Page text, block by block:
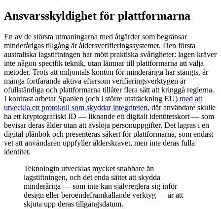
Ansvarsskyldighet för plattformarna
En av de största utmaningarna med åtgärder som begränsar
minderårigas tillgång är åldersverifieringssystemet. Den första
australiska lagstiftningen har mött praktiska svårigheter: lagen kräver
inte någon specifik teknik, utan lämnar till plattformarna att välja
metoder. Trots att miljontals konton för minderåriga har stängts, är
många fortfarande aktiva eftersom verifieringsverktygen är
ofullständiga och plattformarna tillåter flera sätt att kringgå reglerna.
I kontrast arbetar Spanien (och i större utsträckning EU) med att
utveckla ett protokoll som skyddar integriteten, där användare skulle
ha ett kryptografiskt ID — liknande ett digitalt identitetskort — som
bevisar deras ålder utan att avslöja personuppgifter. Det lagras i en
digital plånbok och presenteras säkert för plattformarna, som endast
vet att användaren uppfyller ålderskravet, men inte deras fulla
identitet.
Teknologin utvecklas mycket snabbare än
lagstiftningen, och det enda sättet att skydda
minderåriga — som inte kan självreglera sig inför
design eller beroendeframkallande verktyg — är att
skjuta upp deras tillgångsdatum.